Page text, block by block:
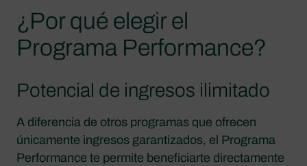
¿Por qué elegir el
Programa Performance?
Potencial de ingresos ilimitado
A diferencia de otros programas que ofrecen
únicamente ingresos garantizados, el Programa
Performance te permite beneficiarte directamente